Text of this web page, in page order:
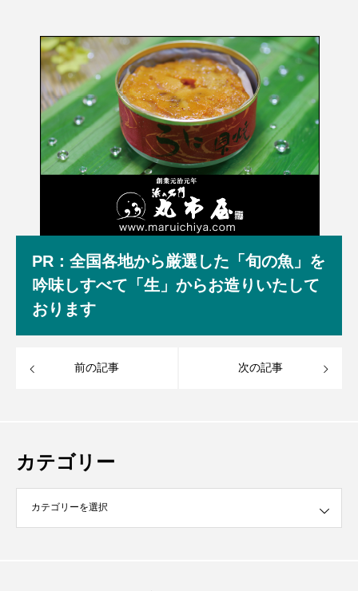
PR：全国各地から厳選した「旬の魚」を
吟味しすべて「生」からお造りいたして
おります
前の記事 次の記事
カテゴリー